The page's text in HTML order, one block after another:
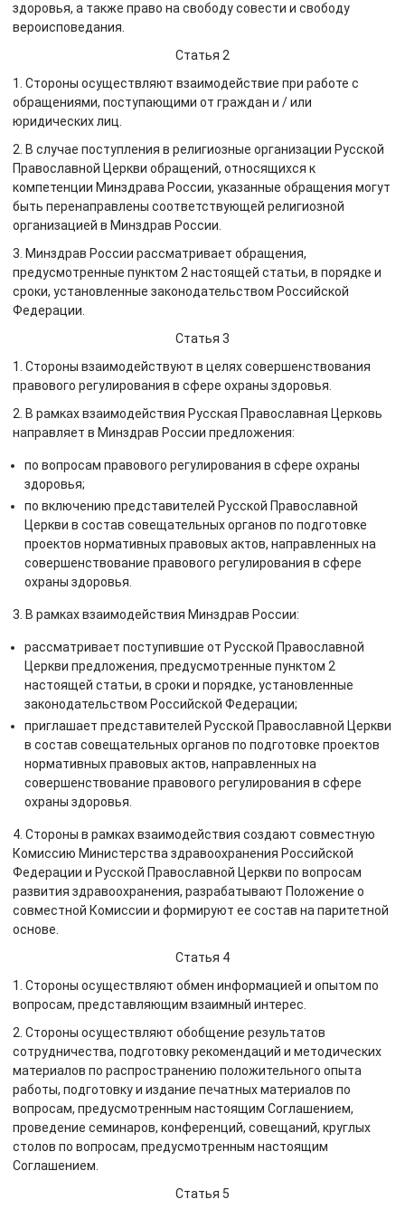
здоровья, а также право на свободу совести и свободу
вероисповедания.
Статья 2
1. Стороны осуществляют взаимодействие при работе с
обращениями, поступающими от граждан и / или
юридических лиц.
2. В случае поступления в религиозные организации Русской
Православной Церкви обращений, относящихся к
компетенции Минздрава России, указанные обращения могут
быть перенаправлены соответствующей религиозной
организацией в Минздрав России.
3. Минздрав России рассматривает обращения,
предусмотренные пунктом 2 настоящей статьи, в порядке и
сроки, установленные законодательством Российской
Федерации.
Статья 3
1. Стороны взаимодействуют в целях совершенствования
правового регулирования в сфере охраны здоровья.
2. В рамках взаимодействия Русская Православная Церковь
направляет в Минздрав России предложения:
по вопросам правового регулирования в сфере охраны
здоровья;
по включению представителей Русской Православной
Церкви в состав совещательных органов по подготовке
проектов нормативных правовых актов, направленных на
совершенствование правового регулирования в сфере
охраны здоровья.
3. В рамках взаимодействия Минздрав России:
рассматривает поступившие от Русской Православной
Церкви предложения, предусмотренные пунктом 2
настоящей статьи, в сроки и порядке, установленные
законодательством Российской Федерации;
приглашает представителей Русской Православной Церкви
в состав совещательных органов по подготовке проектов
нормативных правовых актов, направленных на
совершенствование правового регулирования в сфере
охраны здоровья.
4. Стороны в рамках взаимодействия создают совместную
Комиссию Министерства здравоохранения Российской
Федерации и Русской Православной Церкви по вопросам
развития здравоохранения, разрабатывают Положение о
совместной Комиссии и формируют ее состав на паритетной
основе.
Статья 4
1. Стороны осуществляют обмен информацией и опытом по
вопросам, представляющим взаимный интерес.
2. Стороны осуществляют обобщение результатов
сотрудничества, подготовку рекомендаций и методических
материалов по распространению положительного опыта
работы, подготовку и издание печатных материалов по
вопросам, предусмотренным настоящим Соглашением,
проведение семинаров, конференций, совещаний, круглых
столов по вопросам, предусмотренным настоящим
Соглашением.
Статья 5